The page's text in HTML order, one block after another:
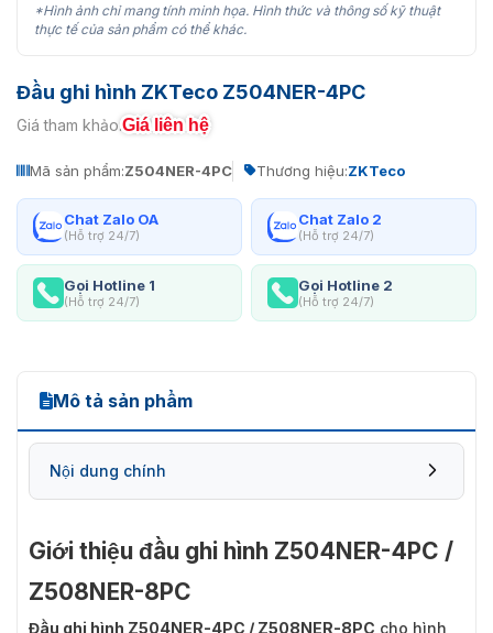
*Hình ảnh chỉ mang tính minh họa. Hình thức và thông số kỹ thuật
thực tế của sản phẩm có thể khác.
Đầu ghi hình ZKTeco Z504NER-4PC
Giá tham khảo:Giá liên hệ
Mã sản phẩm:Z504NER-4PC Thương hiệu:ZKTeco
Chat Zalo OA
(Hỗ trợ 24/7)
Chat Zalo 2
(Hỗ trợ 24/7)
Gọi Hotline 1
(Hỗ trợ 24/7)
Gọi Hotline 2
(Hỗ trợ 24/7)
Mô tả sản phẩm
Nội dung chính
Những thông tin bạn cần biết về đầu ghi hình
Giới thiệu đầu ghi hình Z504NER-4PC /
Z508NER-8PC
Đầu ghi hình Z504NER-4PC / Z508NER-8PC cho hình